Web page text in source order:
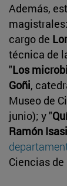
Además,
cargo de
técnica de
"Los
Goñi,
Museo de
junio); y "
Ramón Isasi
Ciencias